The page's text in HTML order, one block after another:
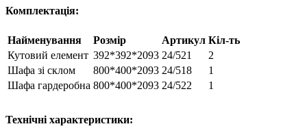
Комплектація:
Найменування Розмір Артикул Кіл-ть
Кутовий елемент 392*392*2093 24/521
2
Шафа зі склом
800*400*2093 24/518
1
Шафа гардеробна 800*400*2093 24/522 1
Технічні характеристики: